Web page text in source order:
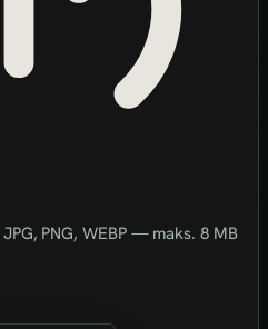
JPG, PNG, WEBP — maks. 8 MB